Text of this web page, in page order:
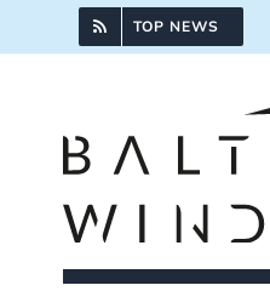
do
TOP NEWS